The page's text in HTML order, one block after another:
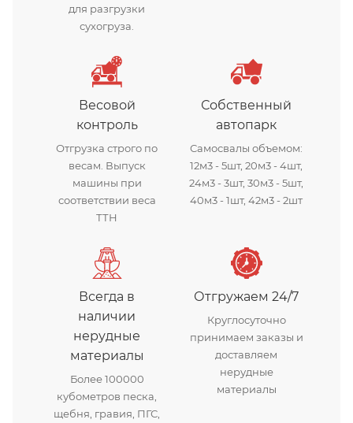
для разгрузки
сухогруза.
Весовой
контроль
Отгрузка строго по
весам. Выпуск
машины при
соответствии веса
ТТН
Собственный
автопарк
Самосвалы объемом:
12м3 - 5шт, 20м3 - 4шт,
24м3 - 3шт, 30м3 - 5шт,
40м3 - 1шт, 42м3 - 2шт
Всегда в
наличии
нерудные
материалы
Более 100000
кубометров песка,
щебня, гравия, ПГС,
Отгружаем 24/7
Круглосуточно
принимаем заказы и
доставляем
нерудные
материалы